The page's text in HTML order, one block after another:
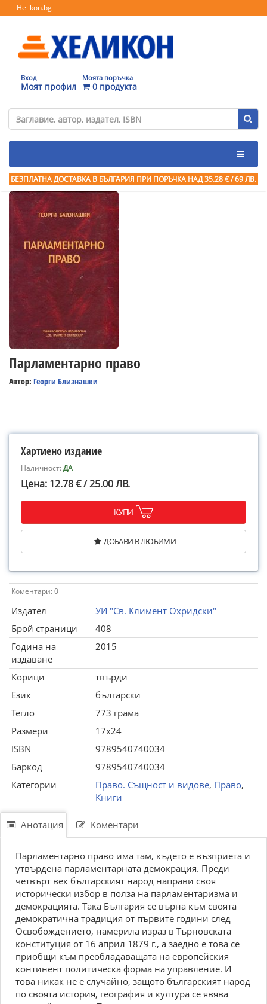
Helikon.bg
Вход
Моят профил
Моята поръчка
0 продукта
БЕЗПЛАТНА ДОСТАВКА В БЪЛГАРИЯ ПРИ ПОРЪЧКА НАД 35.28 € / 69 ЛВ.
Парламентарно право
Автор: Георги Близнашки
Хартиено издание
Наличност:ДА
Цена: 12.78 € / 25.00 ЛВ.
КУПИ
ДОБАВИ В ЛЮБИМИ
Коментари: 0
Издател
УИ "Св. Климент Охридски"
Брой страници
408
Година на
издаване
2015
Корици
твърди
Език
български
Тегло
773 грама
Размери
17x24
ISBN
9789540740034
Баркод
9789540740034
Категории
Право. Същност и видове, Право,
Книги
Анотация Коментари
Парламентарно право има там, където е възприета и
утвърдена парламентарната демокрация. Преди
четвърт век българският народ направи своя
исторически избор в полза на парламентаризма и
демокрацията. Така България се върна към своята
демократична традиция от първите години след
Освобождението, намерила израз в Търновската
конституция от 16 април 1879 г., а заедно е това се
приобщи към преобладаващата на европейския
континент политическа форма на управление. И
това никак не е случайно, защото българският народ
по своята история, география и култура се явява